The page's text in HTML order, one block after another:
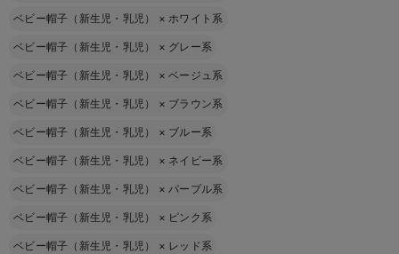
ベビー帽子（新生児・乳児） ×ホワイト系
ベビー帽子（新生児・乳児） × グレー系
ベビー帽子（新生児・乳児） ×ベージュ系
ベビー帽子（新生児・乳児） × ブラウン系
ベビー帽子（新生児・乳児） × ブルー系
ベビー帽子（新生児・乳児） × ネイビー系
ベビー帽子（新生児・乳児） ×パープル系
ベビー帽子（新生児・乳児） × ピンク系
ベビー帽子（新生児・乳児） × レッド系